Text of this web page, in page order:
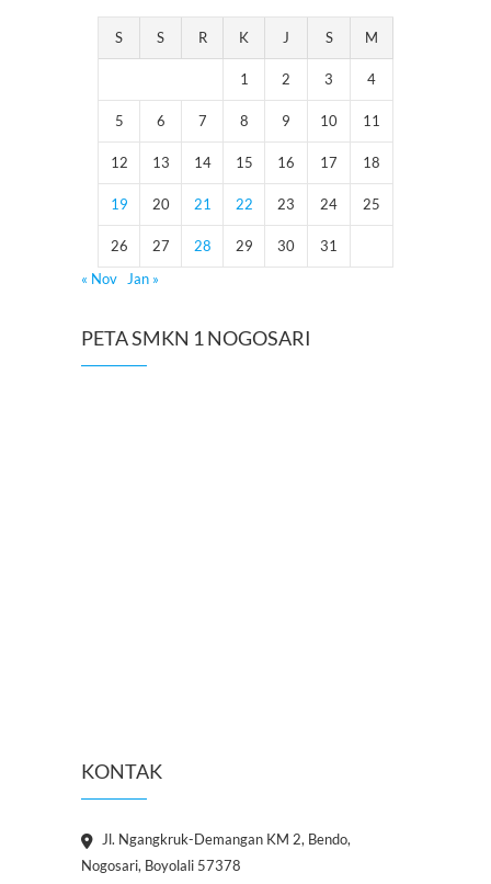
S S R K J S M
1 2 3 4
5 6 7 8 9 10 11
12 13 14 15 16 17 18
19 20 21 22 23 24 25
26 27 28 29 30
31
« Nov
Jan »
PETA SMKN 1 NOGOSARI
KONTAK
Jl. Ngangkruk-Demangan KM 2, Bendo,
Nogosari, Boyolali 57378